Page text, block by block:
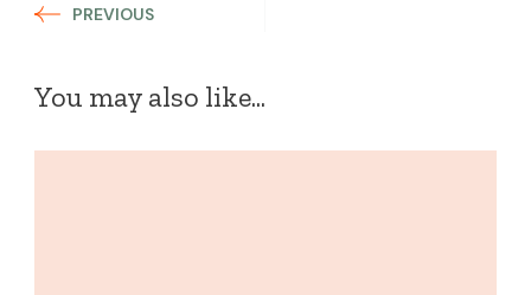
PREVIOUS
You may also like...